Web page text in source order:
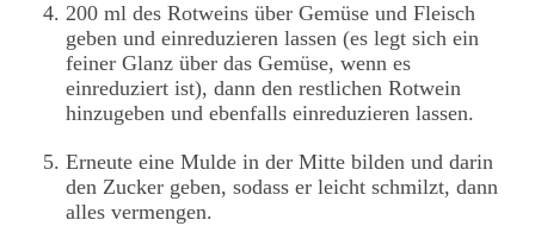
200 ml des Rotweins über Gemüse und Fleisch
geben und einreduzieren lassen (es legt sich ein
feiner Glanz über das Gemüse, wenn es
einreduziert ist), dann den restlichen Rotwein
hinzugeben und ebenfalls einreduzieren lassen.
Erneute eine Mulde in der Mitte bilden und darin
den Zucker geben, sodass er leicht schmilzt, dann
alles vermengen.